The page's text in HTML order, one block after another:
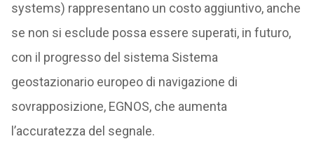
systems) rappresentano un costo aggiuntivo, anche
se non si esclude possa essere superati, in futuro,
con il progresso del sistema Sistema
geostazionario europeo di navigazione di
sovrapposizione, EGNOS, che aumenta
l’accuratezza del segnale.